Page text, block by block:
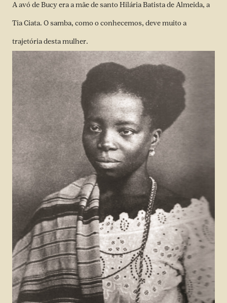
A avó de Bucy era a mãe de santo Hilária Batista de Almeida, a
Tia Ciata. O samba, como o conhecemos, deve muito a
trajetória desta mulher.